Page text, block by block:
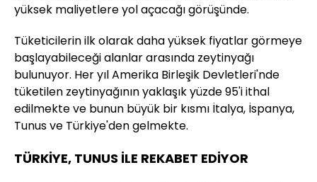
yüksek maliyetlere yol açacağı görüşünde.
Tüketicilerin ilk olarak daha yüksek fiyatlar görmeye
başlayabileceği alanlar arasında zeytinyağı
bulunuyor. Her yıl Amerika Birleşik Devletleri'nde
tüketilen zeytinyağının yaklaşık yüzde 95'i ithal
edilmekte ve bunun büyük bir kısmı İtalya, İspanya,
Tunus ve Türkiye'den gelmekte.
TÜRKİYE, TUNUS İLE REKABET EDİYOR